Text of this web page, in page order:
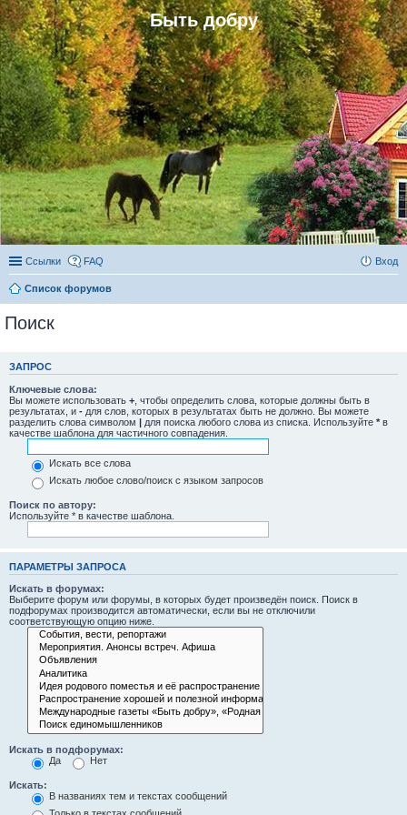
Быть добру
Ссылки FAQ Вход
Список форумов
Поиск
ЗАПРОС
Ключевые слова:
Вы можете использовать + , чтобы определить слова, которые должны быть в
результатах, и - для слов, которых в результатах быть не должно. Вы можете
разделить слова символом | для поиска любого слова из списка. Используйте * в
качестве шаблона для частичного совпадения.
Искать все слова
Искать любое слово/поиск с языком запросов
Поиск по автору:
Используйте * в качестве шаблона.
ПАРАМЕТРЫ ЗАПРОСА
Искать в форумах:
Выберите форум или форумы, в которых будет произведён поиск. Поиск в
подфорумах производится автоматически, если вы не отключили
соответствующую опцию ниже.
Искать в подфорумах:
Да
Нет
Искать:
В названиях тем и текстах сообщений